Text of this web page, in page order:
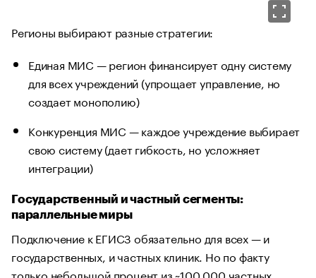
Регионы выбирают разные стратегии:
Единая МИС — регион финансирует одну систему
для всех учреждений (упрощает управление, но
создает монополию)
Конкуренция МИС — каждое учреждение выбирает
свою систему (дает гибкость, но усложняет
интеграции)
Государственный и частный сегменты:
параллельные миры
Подключение к ЕГИСЗ обязательно для всех — и
государственных, и частных клиник. Но по факту
только небольшой процент из ~100 000 частных